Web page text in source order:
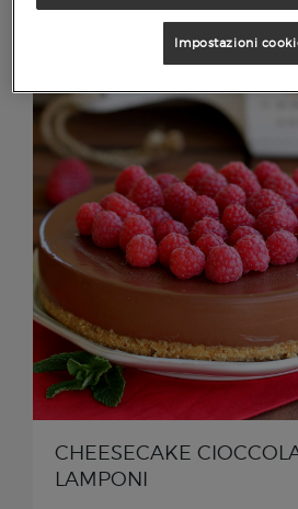
CHEESECAKE
LAMPONI
Impostazioni